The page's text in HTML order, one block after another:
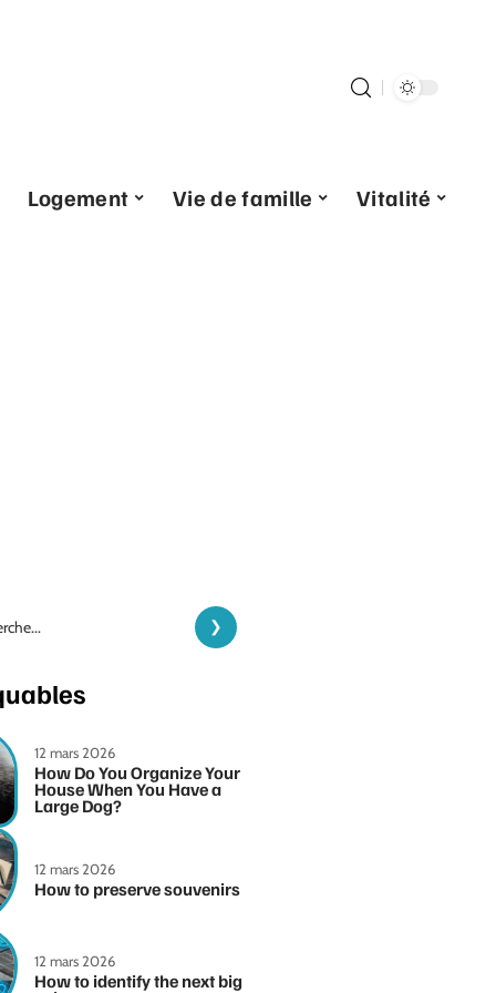
Logement Vie de famille Vitalité
12 mars 2026
How Do You Organize Your
House When You Have a
Large Dog?
12 mars 2026
How to preserve souvenirs
12 mars 2026
How to identify the next big